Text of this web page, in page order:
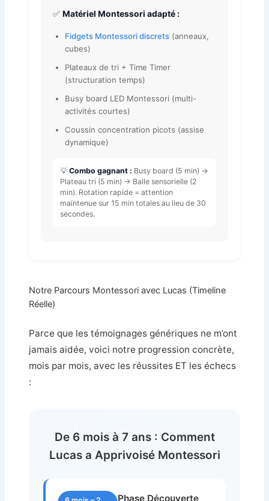
✅ Matériel Montessori adapté :
Fidgets Montessori discrets(anneaux,
cubes)
Plateaux de tri + Time Timer
(structuration temps)
Busy board LED Montessori (multi-
activités courtes)
Coussin concentration picots (assise
dynamique)
💡Combo gagnant : Busy board (5 min) →
Plateau tri (5 min) → Balle sensorielle (2
min). Rotation rapide = attention
maintenue sur 15 min totales au lieu de 30
secondes.
Notre Parcours Montessori avec Lucas (Timeline
Réelle)
Parce que les témoignages génériques ne m’ont
jamais aidée, voici notre progression concrète,
mois par mois, avec les réussites ET les échecs
:
De 6 mois à 7 ans : Comment
Lucas a Apprivoisé Montessori
Phase Découverte